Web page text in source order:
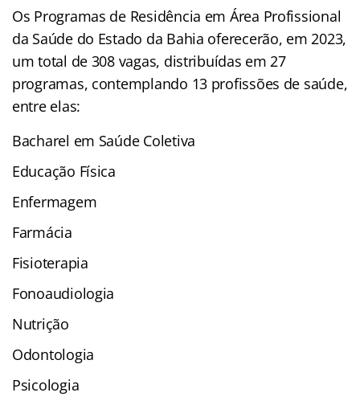
Os Programas de Residência em Área Profissional
da Saúde do Estado da Bahia oferecerão, em 2023,
um total de 308 vagas, distribuídas em 27
programas, contemplando 13 profissões de saúde,
entre elas:
Bacharel em Saúde Coletiva
Educação Física
Enfermagem
Farmácia
Fisioterapia
Fonoaudiologia
Nutrição
Odontologia
Psicologia